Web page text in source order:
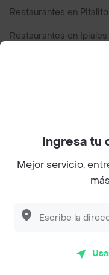
Restaurantes en Pitalito
Restaurantes en Ipiales
Top Marcas y
Encuéntranos en
App Store
Ingresa tu
Mejor servicio,